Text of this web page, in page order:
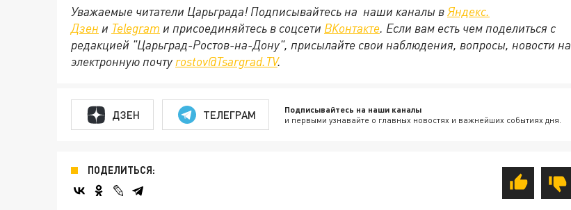
Уважаемые читатели Царьграда! Подписывайтесь на наши каналы вЯндекс.
Дзен и Telegram и присоединяйтесь в соцсети ВКонтакте. Если вам есть чем поделиться с
редакцией "Царьград-Ростов-на-Дону", присылайте свои наблюдения, вопросы, новости на
электронную почту rostov@Tsargrad.ТV.
ДЗЕН ТЕЛЕГРАМ Подписывайтесь на наши каналы
и первыми узнавайте о главных новостях и важнейших событиях дня.
ПОДЕЛИТЬСЯ: